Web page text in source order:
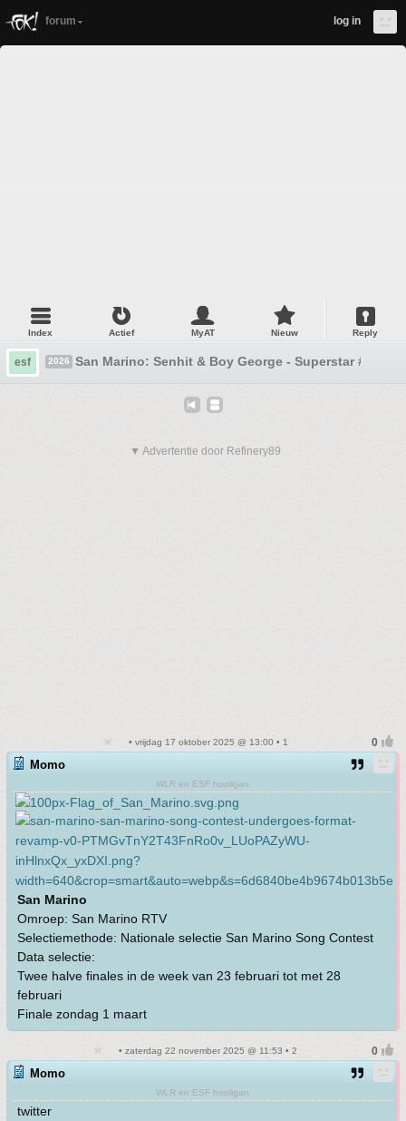
forum log in
Index Actief MyAT Nieuw Reply
esf 2026 San Marino: Senhit & Boy George - Superstar #1
▼ Advertentie door Refinery89
• vrijdag 17 oktober 2025 @ 13:00 • 1
Momo
WLR en ESF hooligan
San Marino
Omroep: San Marino RTV
Selectiemethode: Nationale selectie San Marino Song Contest
Data selectie:
Twee halve finales in de week van 23 februari tot met 28
februari
Finale zondag 1 maart
• zaterdag 22 november 2025 @ 11:53 • 2
Momo
WLR en ESF hooligan
twitter